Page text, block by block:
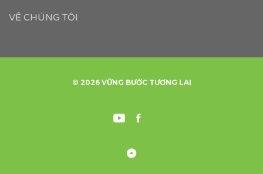
VỀ CHÚNG TÔI
© 2026 VỮNG BƯỚC TƯƠNG LAI
Youtube
Facebook
Back